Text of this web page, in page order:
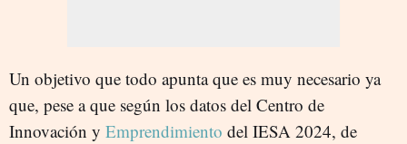
Un objetivo que todo apunta que es muy necesario ya
que, pese a que según los datos del Centro de
Innovación y Emprendimiento del IESA 2024, de